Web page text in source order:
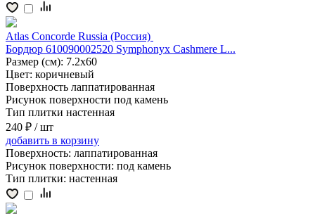
Atlas Concorde Russia (Россия)
Бордюр 610090002520 Symphonyx Cashmere L...
Размер (см): 7.2x60
Цвет: коричневый
Поверхность лаппатированная
Рисунок поверхности под камень
Тип плитки настенная
240 ₽ / шт
добавить в корзину
Поверхность: лаппатированная
Рисунок поверхности: под камень
Тип плитки: настенная